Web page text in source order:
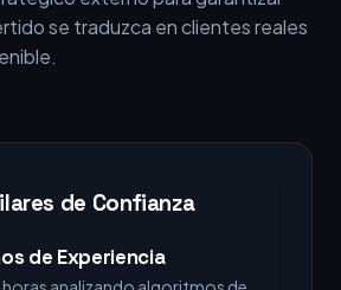
se traduzca en clientes reales
de Confianza
de Experiencia